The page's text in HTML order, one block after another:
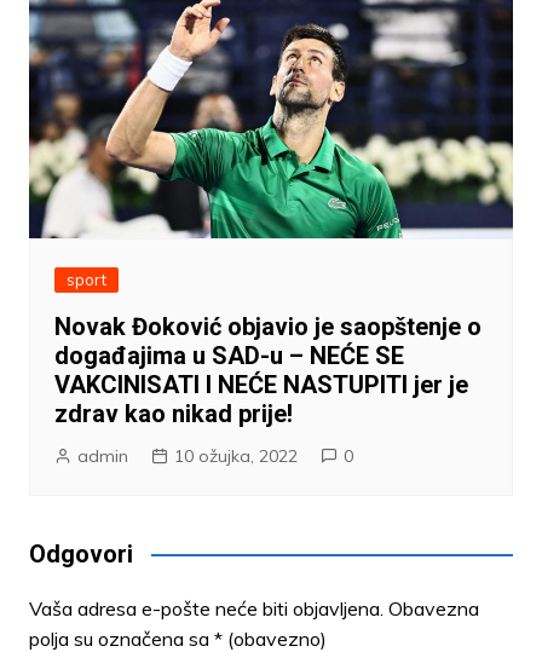
sport
Novak Đoković objavio je saopštenje o
događajima u SAD-u – NEĆE SE
VAKCINISATI I NEĆE NASTUPITI jer je
zdrav kao nikad prije!
admin 10 ožujka, 2022 0
Odgovori
Vaša adresa e-pošte neće biti objavljena. Obavezna
polja su označena sa * (obavezno)